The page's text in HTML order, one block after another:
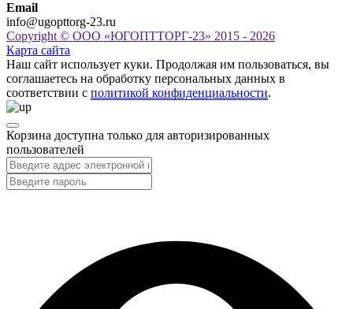
Email
info@ugopttorg-23.ru
Copyright © ООО «ЮГОПТТОРГ-23» 2015 - 2026
Карта сайта
Наш сайт использует куки. Продолжая им пользоваться, вы
соглашаетесь на обработку персональных данных в
соответствии с политикой конфиденциальности.
Корзина доступна только для авторизированных
пользователей